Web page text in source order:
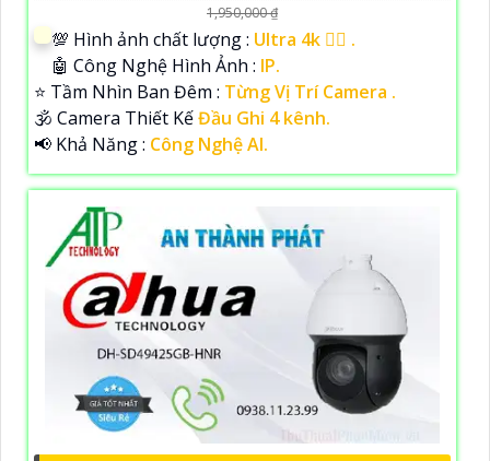
1,950,000 ₫
💯 Hình ảnh chất lượng : Ultra 4k 👍🏾 .
🤖️ Công Nghệ Hình Ảnh : IP.
⭐ Tầm Nhìn Ban Đêm : Từng Vị Trí Camera .
🕉️ Camera Thiết KếĐầu Ghi 4 kênh.
️📢 Khả Năng : Công Nghệ AI.